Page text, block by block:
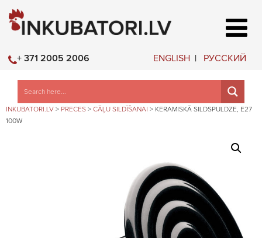
ENGLISH РУССКИЙ
+ 371 2005 2006
INKUBATORI.LV > PRECES > CĀĻU SILDĪŠANAI > KERAMISKĀ SILDSPULDZE, E27
100W